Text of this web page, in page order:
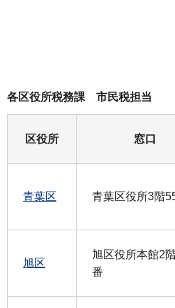
各区役所税務課 市民税担当
区役所 窓口
青葉区 青葉区役所3階
旭区
旭区役所本館2
番